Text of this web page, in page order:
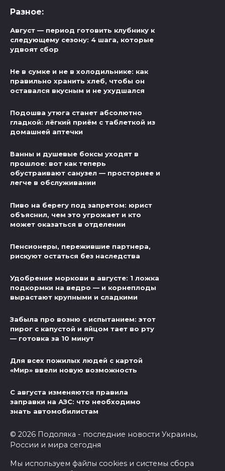
Разное:
Август — период готовить клубнику к
следующему сезону: 4 шага, которые
удвоят сбор
Не в сумке и не в холодильнике: как
правильно хранить хлеб, чтобы он
оставался вкусным и не ухудшался
Подошва утюга станет абсолютно
гладкой: лёгкий приём с таблеткой из
домашней аптечки
Ванны и душевые боксы уходят в
прошлое: вот как теперь
обустраивают санузел — просторнее и
легче в обслуживании
Пиво на берегу под запретом: юрист
объяснил, чем это угрожает и кто
может оказаться в отделении
Пенсионеры, пережившие партнера,
рискуют остаться без наследства
Удобрение моркови в августе: 1 ложка
подкормки на ведро — и корнеплоды
вырастают крупными и сладкими
Забыла про возню с испытанием: этот
пирог с капустой и яйцом тает во рту
— готовка за 10 минут
Для всех пожилых людей с картой
«Мир» ввели новую возможность
С августа изменяются правила
заправки на АЗС: что необходимо
знать автомобилистам
© 2026 Подоляка - последние новости Украины,
России и мира сегодня
Мы используем файлы cookies и системы сбора